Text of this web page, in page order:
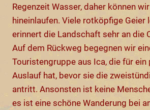
Regenzeit Wasser, daher können
hineinlaufen. Viele rotköpfige Geier
erinnert die Landschaft sehr an die
Auf dem Rückweg begegnen wir
Touristengruppe aus Ica, die für ein
Auslauf hat, bevor sie die
antritt. Ansonsten ist keine
es ist eine schöne Wanderung bei